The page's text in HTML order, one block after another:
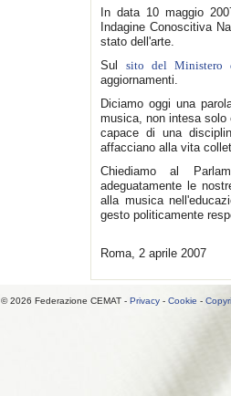
In data 10 maggio
Indagine Conoscitiva
stato dell'arte.
Sulsito del Ministero
aggiornamenti.
Diciamo oggi una
musica, non intesa solo
capace di una
affacciano alla vita
Chiediamo al
adeguatamente le
alla musica
gesto politicamente
Roma, 2 aprile 2007
© 2026 Federazione CEMAT - Privacy- Cookie -